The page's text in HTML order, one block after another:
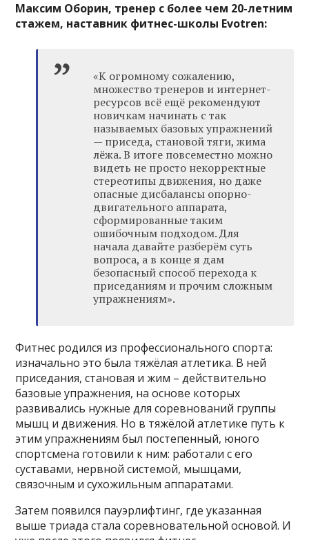
Максим Оборин, тренер с более чем 20-летним
стажем, наставник фитнес-школы Evotren:
«К огромному сожалению,
множество тренеров и интернет-
ресурсов всё ещё рекомендуют
новичкам начинать с так
называемых базовых упражнений
— приседа, становой тяги, жима
лёжа. В итоге повсеместно можно
видеть не просто некорректные
стереотипы движения, но даже
опасные дисбалансы опорно-
двигательного аппарата,
сформированные таким
ошибочным подходом. Для
начала давайте разберём суть
вопроса, а в конце я дам
безопасный способ перехода к
приседаниям и прочим сложным
упражнениям».
Фитнес родился из профессионального спорта:
изначально это была тяжёлая атлетика. В ней
приседания, становая и жим – действительно
базовые упражнения, на основе которых
развивались нужные для соревнований группы
мышц и движения. Но в тяжёлой атлетике путь к
этим упражнениям был постепенный, юного
спортсмена готовили к ним: работали с его
суставами, нервной системой, мышцами,
связочным и сухожильным аппаратами.
Затем появился пауэрлифтинг, где указанная
выше триада стала соревновательной основой. И